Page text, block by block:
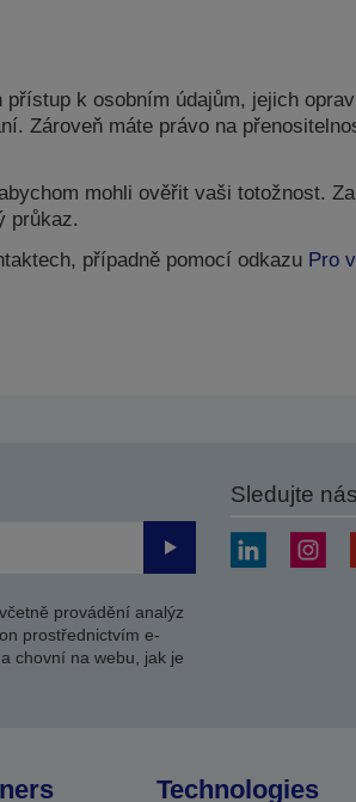
k osobním údajům, jejich
Zároveň máte právo na
mohli ověřit vaši totožnost.
průkaz.
případně pomocí odkazu Pro
Odeslat
provádění analýz
prostřednictvím e-
chovní na webu, jak je
Sledujte nás
Technologies